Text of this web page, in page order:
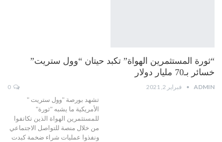
“ثورة المستثمرين الهواة” تكبد حيتان “وول ستريت”
خسائر بـ70 مليار دولار
ADMIN فبراير 2, 2021
تشهد بورصة "وول ستريت "
الأمريكية ما يشبه "ثورة"
للمستثمرين الهواة الذين تكاتفوا
من خلال منصة للتواصل الاجتماعي
ونفذوا عمليات شراء ضخمة كبدت